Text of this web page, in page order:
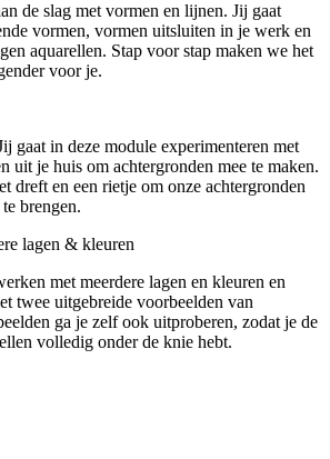
de slag met vormen en lijnen. Jij gaat
vormen, vormen uitsluiten in je werk en
aquarellen. Stap voor stap maken we het
voor je.
gaat in deze module experimenteren met
uit je huis om achtergronden mee te maken.
dreft en een rietje om onze achtergronden
brengen.
lagen & kleuren
met meerdere lagen en kleuren en
twee uitgebreide voorbeelden van
ga je zelf ook uitproberen, zodat je de
volledig onder de knie hebt.